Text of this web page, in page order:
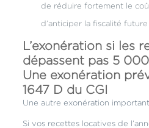
de réduire fortement le
d’anticiper la fiscalité future
L’exonération si les
dépassent pas 5
Une exonération
1647 D du CGI
Une autre exonération
Si vos recettes locatives de